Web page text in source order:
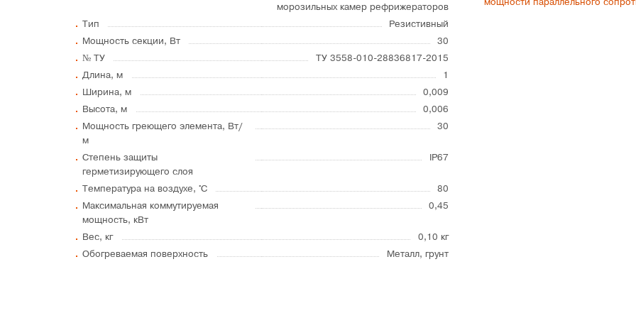
морозильных камер рефрижераторов
Тип
Резистивный
Мощность секции, Вт
30
№ ТУ
ТУ 3558-010-28836817-2015
Длина, м
1
Ширина, м
0,009
Высота, м
0,006
Мощность греющего элемента, Вт/
м
30
Степень защиты
герметизирующего слоя
IP67
Температура на воздухе, °C
80
Максимальная коммутируемая
мощность, кВт
0,45
Вес, кг
0,10 кг
Обогреваемая поверхность
Металл, грунт
мощности параллельного